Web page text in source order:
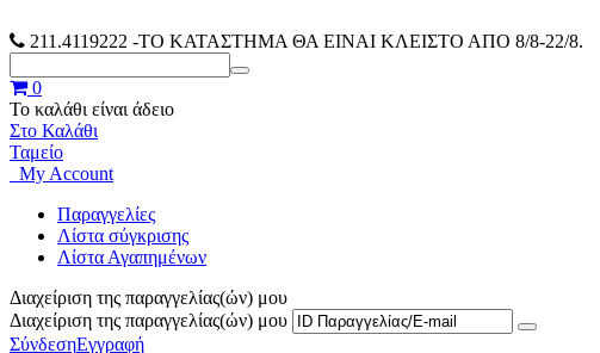
211.4119222 -ΤΟ ΚΑΤΑΣΤΗΜΑ ΘΑ ΕΙΝΑΙ ΚΛΕΙΣΤΟ ΑΠΟ 8/8-22/8.
0
Το καλάθι είναι άδειο
Στο Καλάθι
Ταμείο
My Account
Παραγγελίες
Λίστα σύγκρισης
Λίστα Αγαπημένων
Διαχείριση της παραγγελίας(ών) μου
Διαχείριση της παραγγελίας(ών) μου
ΣύνδεσηΕγγραφή